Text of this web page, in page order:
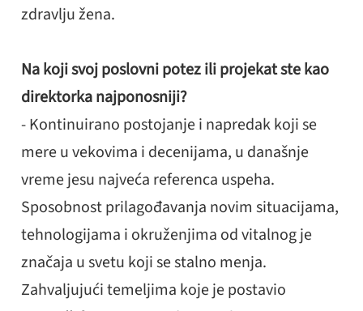
zdravlju žena.
Na koji svoj poslovni potez ili projekat ste kao
direktorka najponosniji?
- Kontinuirano postojanje i napredak koji se
mere u vekovima i decenijama, u današnje
vreme jesu najveća referenca uspeha.
Sposobnost prilagođavanja novim situacijama,
tehnologijama i okruženjima od vitalnog je
značaja u svetu koji se stalno menja.
Zahvaljujući temeljima koje je postavio